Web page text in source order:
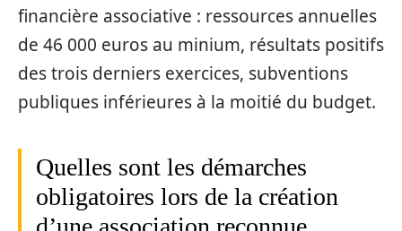
financière associative : ressources annuelles
de 46 000 euros au minium, résultats positifs
des trois derniers exercices, subventions
publiques inférieures à la moitié du budget.
Quelles sont les démarches
obligatoires lors de la création